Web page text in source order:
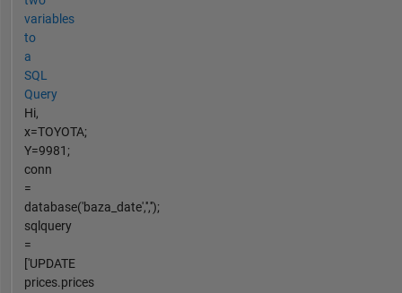
variables
to
a
SQL
Query
Hi,
x=TOYOTA;
Y=9981;
conn
=
database('baza_date','','');
sqlquery
=
['UPDATE
prices.prices